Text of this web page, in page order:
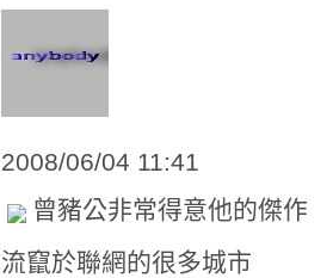
2008/06/04 11:41
曾豬公非常得意他的傑作
流竄於聯網的很多城市